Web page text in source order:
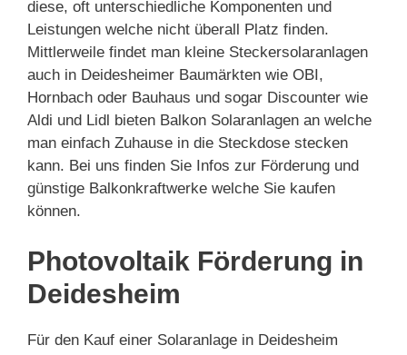
diese, oft unterschiedliche Komponenten und
Leistungen welche nicht überall Platz finden.
Mittlerweile findet man kleine Steckersolaranlagen
auch in Deidesheimer Baumärkten wie OBI,
Hornbach oder Bauhaus und sogar Discounter wie
Aldi und Lidl bieten Balkon Solaranlagen an welche
man einfach Zuhause in die Steckdose stecken
kann. Bei uns finden Sie Infos zur Förderung und
günstige Balkonkraftwerke welche Sie kaufen
können.
Photovoltaik Förderung in
Deidesheim
Für den Kauf einer Solaranlage in Deidesheim